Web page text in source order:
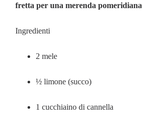
fretta per una merenda pomeridiana
Ingredienti
2 mele
½ limone (succo)
1 cucchiaino di cannella